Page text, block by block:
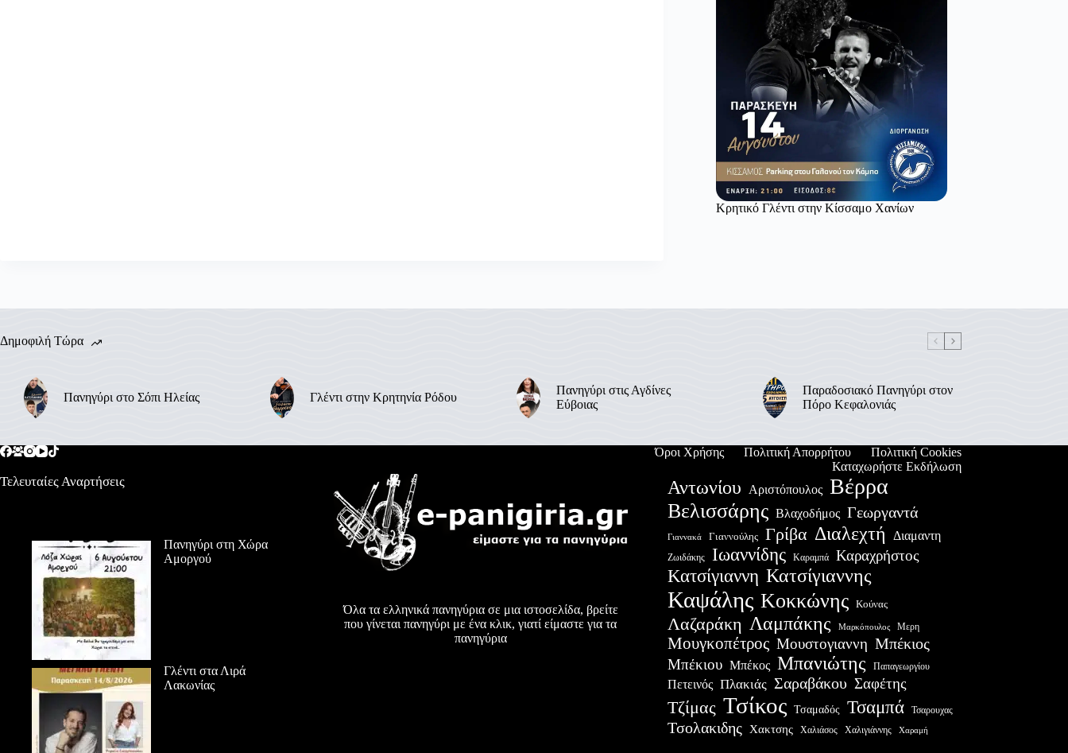
Κρητικό Γλέντι στην Κίσσαμο Χανίων
Δημοφιλή Τώρα
Πανηγύρι στο Σόπι Ηλείας Γλέντι στην Κρητηνία Ρόδου
Πανηγύρι στις Αγδίνες
Εύβοιας
Παραδοσιακό Πανηγύρι στον
Πόρο Κεφαλονιάς
Όροι Χρήσης Πολιτική Απορρήτου
Πολιτική Cookies
Καταχωρήστε Εκδήλωση
Τελευταίες Αναρτήσεις
Πανηγύρι στη Χώρα
Αμοργού
Γλέντι στα Λιρά
Λακωνίας
Όλα τα ελληνικά πανηγύρια σε μια ιστοσελίδα, βρείτε
που γίνεται πανηγύρι με ένα κλικ, γιατί είμαστε για τα
πανηγύρια
Αντωνίου Αριστόπουλος Βέρρα
Βελισσάρης Βλαχοδήμος Γεωργαντά
Γιαννακά Γιαννούλης Γρίβα Διαλεχτή Διαμαντη
Ζωιδάκης Ιωαννίδης Καραμπά Καραχρήστος
Κατσίγιαννη Κατσίγιαννης
Καψάλης Κοκκώνης Κούνας
Λαζαράκη Λαμπάκης Μαρκόπουλος Μερη
Μουγκοπέτρος Μουστογιαννη Μπέκιος
Μπέκιου Μπέκος Μπανιώτης Παπαγεωργίου
Πετεινός Πλακιάς Σαραβάκου Σαφέτης
Τζίμας Τσίκος Τσαμαδός Τσαμπά Τσαρουχας
Τσολακιδης Χακτσης Χαλιάσος Χαλιγιάννης Χαραμή